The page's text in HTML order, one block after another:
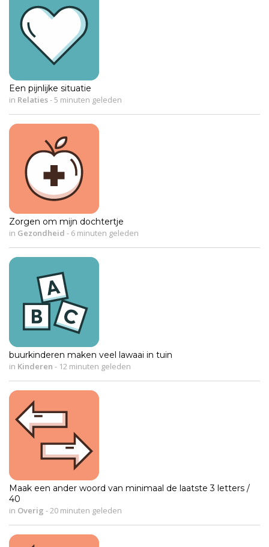
Een pijnlijke situatie
in Relaties-5 minuten geleden
Zorgen om mijn dochtertje
in Gezondheid - 6 minuten geleden
buurkinderen maken veel lawaai in tuin
in Kinderen - 12 minuten geleden
Maak een ander woord van minimaal de laatste 3 letters /
40
in Overig -20 minuten geleden